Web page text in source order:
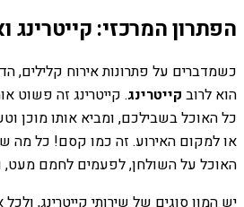
הפתרון המרכזי: קייטרינג
כשמדברים על פתרונות אירוח קלילים,
הוא לרוב קייטרינג. קייטרינג זה פשוט
כל האוכל בשבילכם, ומביא אותו מוכן
או למקום האירוע. זה כמו קסם! כל מה
האוכל על השולחן, לפעמים לחמם מעט,